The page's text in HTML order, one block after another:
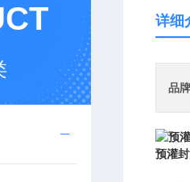
详细
品牌
预灌